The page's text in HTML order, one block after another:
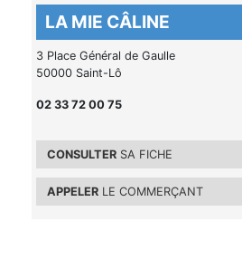
LA MIE CÂLINE
3 Place Général de Gaulle
50000 Saint-Lô
02 33 72 00 75
CONSULTER SA FICHE
APPELER LE COMMERÇANT